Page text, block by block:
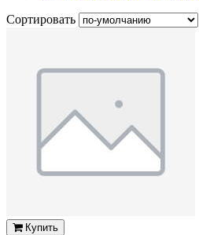
Сортировать
Купить